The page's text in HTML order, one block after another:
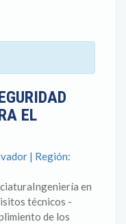
EL
| Región:
en
técnicos -
de los